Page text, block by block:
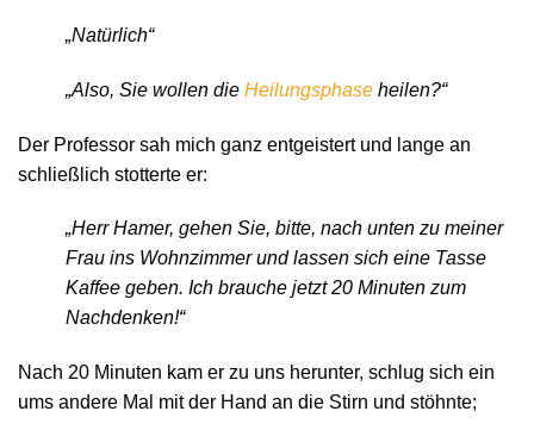
„Natürlich“
„Also, Sie wollen die Heilungsphase heilen?“
Der Professor sah mich ganz entgeistert und lange an
schließlich stotterte er:
„Herr Hamer, gehen Sie, bitte, nach unten zu meiner
Frau ins Wohnzimmer und lassen sich eine Tasse
Kaffee geben. Ich brauche jetzt 20 Minuten zum
Nachdenken!“
Nach 20 Minuten kam er zu uns herunter, schlug sich ein
ums andere Mal mit der Hand an die Stirn und stöhnte;